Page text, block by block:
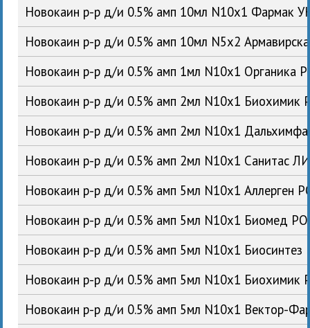
Новокаин р-р д/и 0.5% амп 10мл N10x1 Фармак
Новокаин р-р д/и 0.5% амп 10мл N5x2
Новокаин р-р д/и 0.5% амп 1мл N10x1 Органика
Новокаин р-р д/и 0.5% амп 2мл N10x1 Биохимик
Новокаин р-р д/и 0.5% амп 2мл N10x1
Новокаин р-р д/и 0.5% амп 2мл N10x1 Санитас
Новокаин р-р д/и 0.5% амп 5мл N10x1 Аллерген
Новокаин р-р д/и 0.5% амп 5мл N10x1 Биомед
Новокаин р-р д/и 0.5% амп 5мл N10x1 Биосинтез
Новокаин р-р д/и 0.5% амп 5мл N10x1 Биохимик
Новокаин р-р д/и 0.5% амп 5мл N10x1 Вектор-